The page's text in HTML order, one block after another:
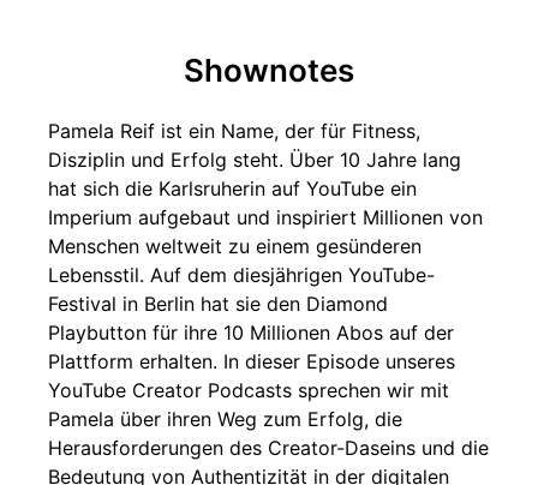
Shownotes
Pamela Reif ist ein Name, der für Fitness,
Disziplin und Erfolg steht. Über 10 Jahre lang
hat sich die Karlsruherin auf YouTube ein
Imperium aufgebaut und inspiriert Millionen von
Menschen weltweit zu einem gesünderen
Lebensstil. Auf dem diesjährigen YouTube-
Festival in Berlin hat sie den Diamond
Playbutton für ihre 10 Millionen Abos auf der
Plattform erhalten. In dieser Episode unseres
YouTube Creator Podcasts sprechen wir mit
Pamela über ihren Weg zum Erfolg, die
Herausforderungen des Creator-Daseins und die
Bedeutung von Authentizität in der digitalen